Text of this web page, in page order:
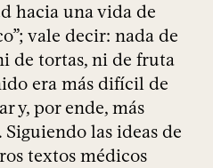
hacia una vida de
vale decir: nada de
de tortas, ni de fruta
era más difícil de
y, por ende, más
las ideas de
textos médicos